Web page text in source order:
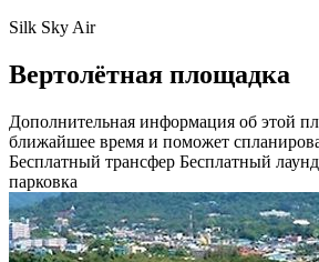
Silk Sky Air
Вертолётная площадка
Дополнительная информация об этой
ближайшее время и поможет
Бесплатный трансфер Бесплатный
парковка